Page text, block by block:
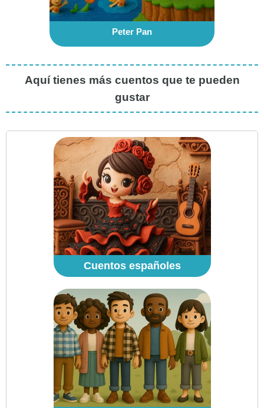
Peter Pan
Aquí tienes más cuentos que te pueden
gustar
Cuentos españoles